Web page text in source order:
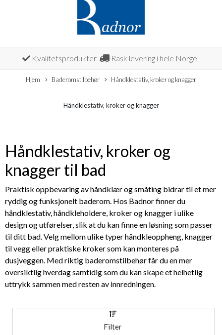
Kvalitetsprodukter Rask levering i hele Norge
Hjem Baderomstilbehør Håndklestativ, kroker og knagger
Håndklestativ, kroker og knagger
Håndklestativ, kroker og
knagger til bad
Praktisk oppbevaring av håndklær og småting bidrar til et mer
ryddig og funksjonelt baderom. Hos Badnor finner du
håndklestativ, håndkleholdere, kroker og knagger i ulike
design og utførelser, slik at du kan finne en løsning som passer
til ditt bad. Velg mellom ulike typer håndkleoppheng, knagger
til vegg eller praktiske kroker som kan monteres på
dusjveggen. Med riktig baderomstilbehør får du en mer
oversiktlig hverdag samtidig som du kan skape et helhetlig
uttrykk sammen med resten av innredningen.
Filter